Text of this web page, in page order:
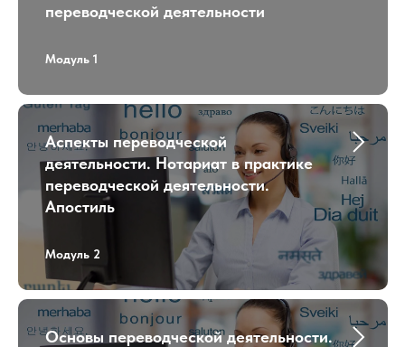
переводческой деятельности
Модуль 1
Аспекты переводческой
деятельности. Нотариат в практике
переводческой деятельности.
Апостиль
Модуль 2
Основы переводческой деятельности.